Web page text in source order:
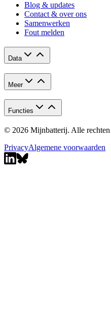
Blog & updates
Contact & over ons
Samenwerken
Fout melden
Data
Meer
Functies
© 2026 Mijnbatterij. Alle rechten
PrivacyAlgemene voorwaarden